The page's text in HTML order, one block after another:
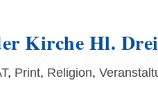
Kirche Hl.
, Print, Religion,